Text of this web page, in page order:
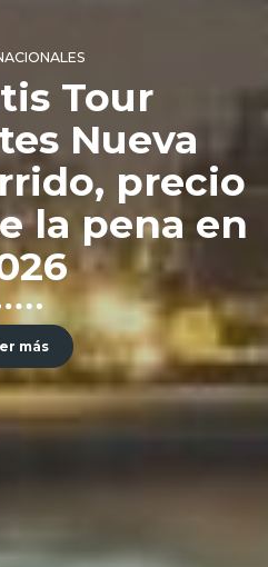
Tour
Nueva
precio
la pena en
más